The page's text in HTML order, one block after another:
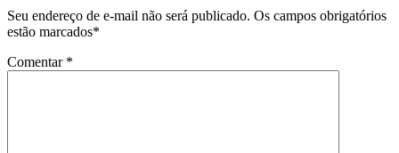
Seu endereço de e-mail não será publicado. Os campos obrigatórios
estão marcados*
Comentar *